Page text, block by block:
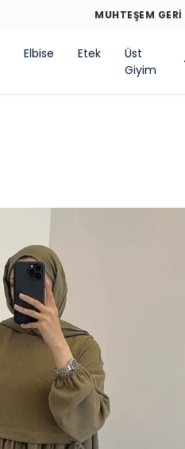
MUHTEŞEM
Elbise Etek
Üst
Giyim